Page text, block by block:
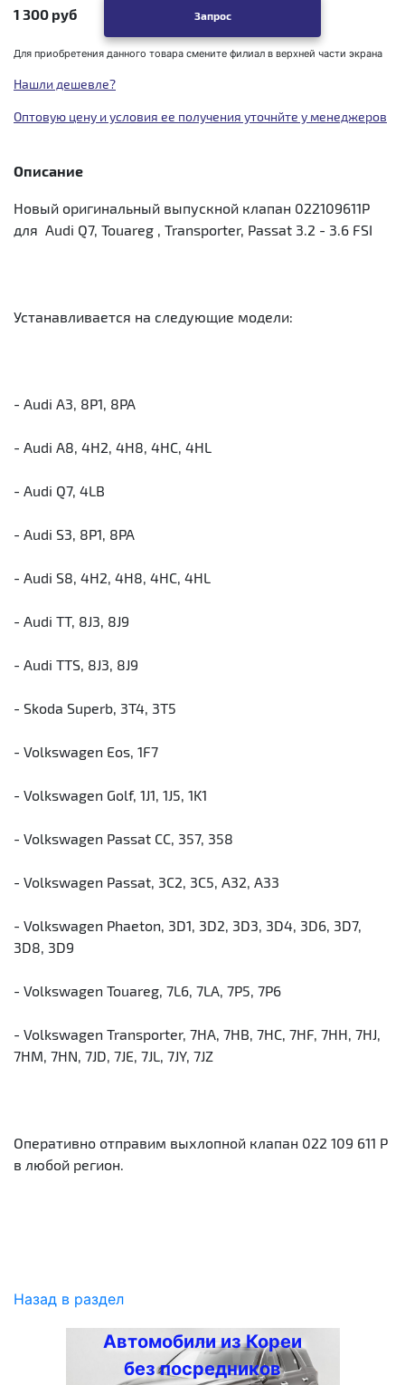
1 300 руб Запрос
Для приобретения данного товара смените филиал в верхней части экрана
Нашли дешевле?
Оптовую цену и условия ее получения уточнйте у менеджеров
Описание
Новый оригинальный выпускной клапан 022109611P
для Audi Q7, Touareg , Transporter, Passat 3.2 - 3.6 FSI
Устанавливается на следующие модели:
- Audi A3, 8P1, 8PA
- Audi A8, 4H2, 4H8, 4HC, 4HL
- Audi Q7, 4LB
- Audi S3, 8P1, 8PA
- Audi S8, 4H2, 4H8, 4HC, 4HL
- Audi TT, 8J3, 8J9
- Audi TTS, 8J3, 8J9
- Skoda Superb, 3T4, 3T5
- Volkswagen Eos, 1F7
- Volkswagen Golf, 1J1, 1J5, 1K1
- Volkswagen Passat CC, 357, 358
- Volkswagen Passat, 3C2, 3C5, A32, A33
- Volkswagen Phaeton, 3D1, 3D2, 3D3, 3D4, 3D6, 3D7,
3D8, 3D9
- Volkswagen Touareg, 7L6, 7LA, 7P5, 7P6
- Volkswagen Transporter, 7HA, 7HB, 7HC, 7HF, 7HH, 7HJ,
7HM, 7HN, 7JD, 7JE, 7JL, 7JY, 7JZ
Оперативно отправим выхлопной клапан 022 109 611 P
в любой регион.
Назад в раздел
Автомобили из Кореи
без посредников